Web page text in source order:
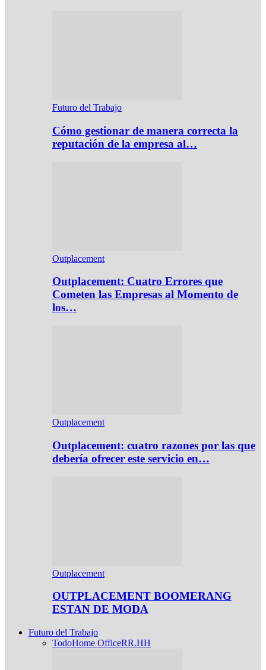
Futuro del Trabajo
Cómo gestionar de manera correcta la
reputación de la empresa al…
Outplacement
Outplacement: Cuatro Errores que
Cometen las Empresas al Momento de
los…
Outplacement
Outplacement: cuatro razones por las que
debería ofrecer este servicio en…
Outplacement
OUTPLACEMENT BOOMERANG
ESTAN DE MODA
Futuro del Trabajo
TodoHome OfficeRR.HH